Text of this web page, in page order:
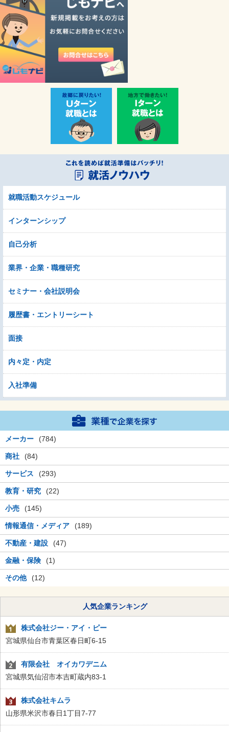
就職活動スケジュール
インターンシップ
自己分析
業界・企業・職種研究
セミナー・会社説明会
履歴書・エントリーシート
面接
内々定・内定
入社準備
メーカー (784)
商社 (84)
サービス (293)
教育・研究 (22)
小売 (145)
情報通信・メディア (189)
不動産・建設 (47)
金融・保険 (1)
その他 (12)
人気企業ランキング
株式会社ジー・アイ・ピー
宮城県仙台市青葉区春日町6-15
有限会社 オイカワデニム
宮城県気仙沼市本吉町蔵内83-1
株式会社キムラ
山形県米沢市春日1丁目7-77